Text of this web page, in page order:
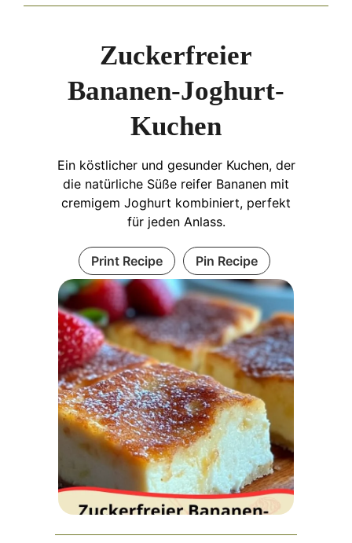
Zuckerfreier
Bananen-Joghurt-
Kuchen
Ein köstlicher und gesunder Kuchen, der
die natürliche Süße reifer Bananen mit
cremigem Joghurt kombiniert, perfekt
für jeden Anlass.
Print Recipe Pin Recipe